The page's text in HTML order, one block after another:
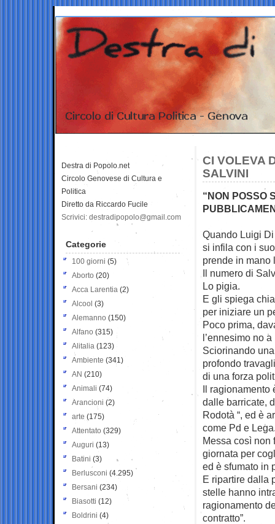
CI VOLEVA
SALVINI
“NON POSSO
Quando Luigi
si infila con i
prende in mano
Il numero di
Lo pigia.
E gli spiega
per iniziare un
Poco prima,
l’ennesimo no
Sciorinando
profondo
di una forza
Il ragionamento
dalle barricate,
Rodotà “, ed è
come Pd e
Messa così non
giornata per
ed è sfumato in
E ripartire dalla
stelle hanno
ragionamento
contratto”.
Destra di Popolo.net
Circolo Genovese di Cultura e
Politica
Diretto da Riccardo Fucile
Scrivici: destradipopolo@gmail.com
Categorie
100 giorni (5)
Aborto (20)
Acca Larentia (2)
Alcool (3)
Alemanno (150)
Alfano (315)
Alitalia (123)
Ambiente (341)
AN (210)
Animali (74)
Arancioni (2)
arte (175)
Attentato (329)
Auguri (13)
Batini (3)
Berlusconi (4.295)
Bersani (234)
Biasotti (12)
Boldrini (4)